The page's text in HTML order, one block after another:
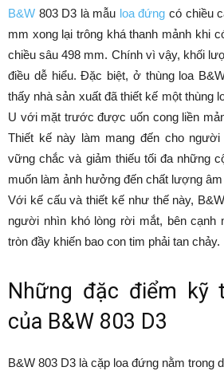
B&W 803 D3 là mẫu loa đứng có chiều
mm xong lại trông khá thanh mảnh khi
chiều sâu 498 mm. Chính vì vậy, khối
điều dễ hiểu. Đặc biệt, ở thùng loa
thấy nhà sản xuất đã thiết kế một thùng
U với mặt trước được uốn cong liền
Thiết kế này làm mang đến cho
vững chắc và giảm thiếu tối đa những
muốn làm ảnh hưởng đến chất lượng âm
Với kế cấu và thiết kế như thế này,
người nhìn khó lòng rời mắt, bên cạnh
tròn đầy khiến bao con tim phải tan chảy.
Những đặc điểm kỹ
của B&W 803 D3
B&W 803 D3 là cặp loa đứng nằm trong